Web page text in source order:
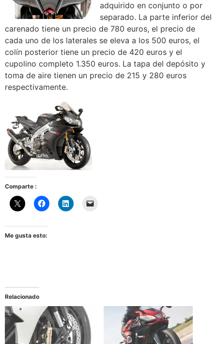
adquirido en conjunto o por
separado. La parte inferior del
carenado tiene un precio de 780 euros, el precio de
cada uno de los laterales se eleva a los 500 euros, el
colín posterior tiene un precio de 420 euros y el
cupolino completo 1.350 euros. La tapa del depósito y
toma de aire tienen un precio de 215 y 280 euros
respectivamente.
Comparte :
Me gusta esto:
Relacionado